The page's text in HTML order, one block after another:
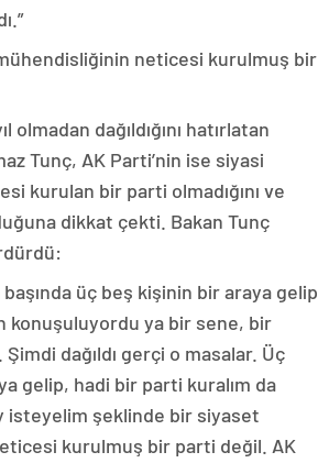
neticesi kurulmuş bir
olmadan dağıldığını hatırlatan
Tunç, AK Parti’nin ise siyasi
kurulan bir parti olmadığını ve
dikkat çekti. Bakan Tunç
üç beş kişinin bir araya gelip
konuşuluyordu ya bir sene, bir
Şimdi dağıldı gerçi o masalar. Üç
gelip, hadi bir parti kuralım da
isteyelim şeklinde bir siyaset
kurulmuş bir parti değil. AK